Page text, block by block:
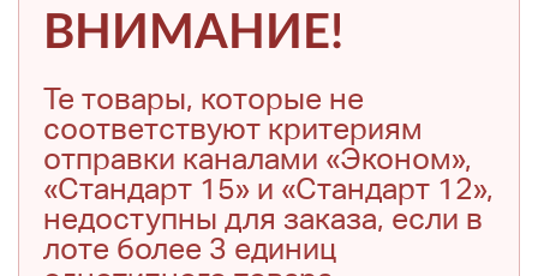
ВНИМАНИЕ!
Те товары, которые не
соответствуют критериям
отправки каналами «Эконом»,
«Стандарт 15» и «Стандарт 12»,
недоступны для заказа, если в
лоте более 3 единиц